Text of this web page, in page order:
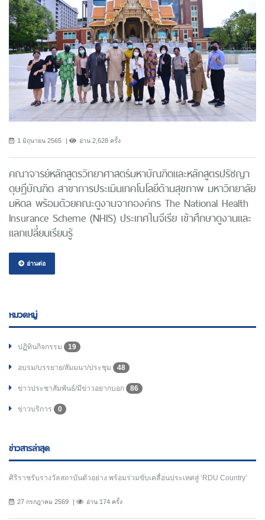
1 มิถุนายน 2565 อ่าน 2,628 ครั้ง
คณาจารย์หลักสูตรวิทยาศาสตร์มหาบัณฑิตและหลักสูตรปรัชญา
ดุษฎีบัณฑิต สาขาการประเมินเทคโนโลยีด้านสุขภาพ มหาวิทยาลัย
มหิดล พร้อมด้วยคณะดูงานจากองค์กร The National Health
Insurance Scheme (NHIS) ประเทศไนจีเรีย เข้าศึกษาดูงานและ
แลกเปลี่ยนเรียนรู้
อ่านต่อ
หมวดหมู่
ปฏิทินกิจกรรม 19
อบรม/บรรยาย/สัมมนา/ประชุม 48
ข่าวประชาสัมพันธ์/มีข่าวอยากบอก 86
ข่าวบริการ 0
ข่าวสารล่าสุด
ศิริราชรับรางวัลสถาบันตัวอย่าง พร้อมร่วมขับเคลื่อนประเทศสู่ ‘RDU Country’
27 กรกฎาคม 2569 อ่าน 174 ครั้ง